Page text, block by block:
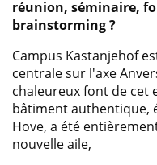
réunion, séminaire,
brainstorming ?
Campus Kastanjehof
centrale sur l'axe
chaleureux font de cet
bâtiment authentique,
Hove, a été
nouvelle aile,